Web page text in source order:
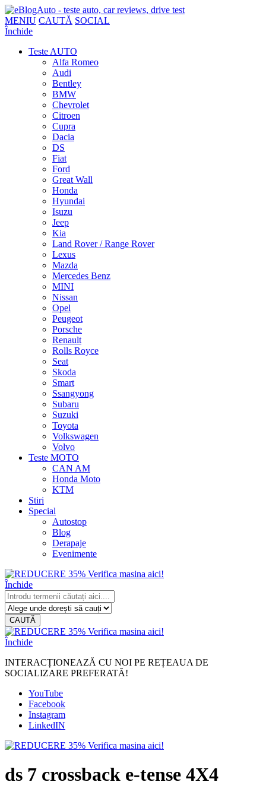
MENIU CAUTĂ SOCIAL
Închide
Teste AUTO
Alfa Romeo
Audi
Bentley
BMW
Chevrolet
Citroen
Cupra
Dacia
DS
Fiat
Ford
Great Wall
Honda
Hyundai
Isuzu
Jeep
Kia
Land Rover / Range Rover
Lexus
Mazda
Mercedes Benz
MINI
Nissan
Opel
Peugeot
Porsche
Renault
Rolls Royce
Seat
Skoda
Smart
Ssangyong
Subaru
Suzuki
Toyota
Volkswagen
Volvo
Teste MOTO
CAN AM
Honda Moto
KTM
Stiri
Special
Autostop
Blog
Derapaje
Evenimente
Închide
CAUTĂ
Închide
INTERACȚIONEAZĂ CU NOI PE REȚEAUA DE
SOCIALIZARE PREFERATĂ!
YouTube
Facebook
Instagram
LinkedIN
ds 7 crossback e-tense 4X4